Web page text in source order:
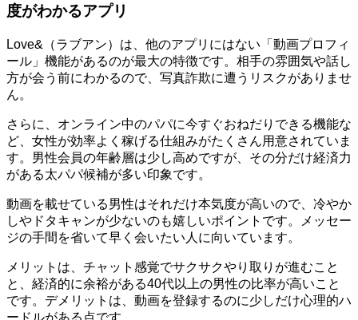
度がわかるアプリ
Love&（ラブアン）は、他のアプリにはない「動画プロフィ
ール」機能があるのが最大の特徴です。相手の雰囲気や話し
方が会う前にわかるので、写真詐欺に遭うリスクがありませ
ん。
さらに、オンライン中のパパに今すぐおねだりできる機能な
ど、女性が効率よく稼げる仕組みがたくさん用意されていま
す。男性会員の年齢層は少し高めですが、その分だけ経済力
がある太パパ候補が多い印象です。
動画を載せている男性はそれだけ本気度が高いので、冷やか
しやドタキャンが少ないのも嬉しいポイントです。メッセー
ジの手間を省いて早く会いたい人に向いています。
メリットは、チャット感覚でサクサクやり取りが進むこと
と、経済的に余裕がある40代以上の男性の比率が高いこと
です。デメリットは、動画を登録するのに少しだけ心理的ハ
ードルがある点です。